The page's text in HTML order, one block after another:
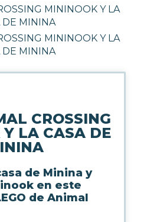
CROSSING
LA CASA DE
de Minina y
en este
de Animal